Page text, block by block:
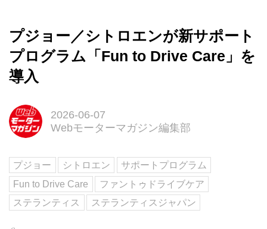
プジョー／シトロエンが新サポート
プログラム「Fun to Drive Care」を
導入
2026-06-07
Webモーターマガジン編集部
プジョー シトロエン
サポートプログラム
Fun to Drive Care
ファントゥドライブケア
ステランティス
ステランティスジャパン